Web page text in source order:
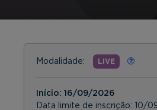
Modalidade: LIVE
Início: 16/09/2026
Data limite de inscrição: 10/